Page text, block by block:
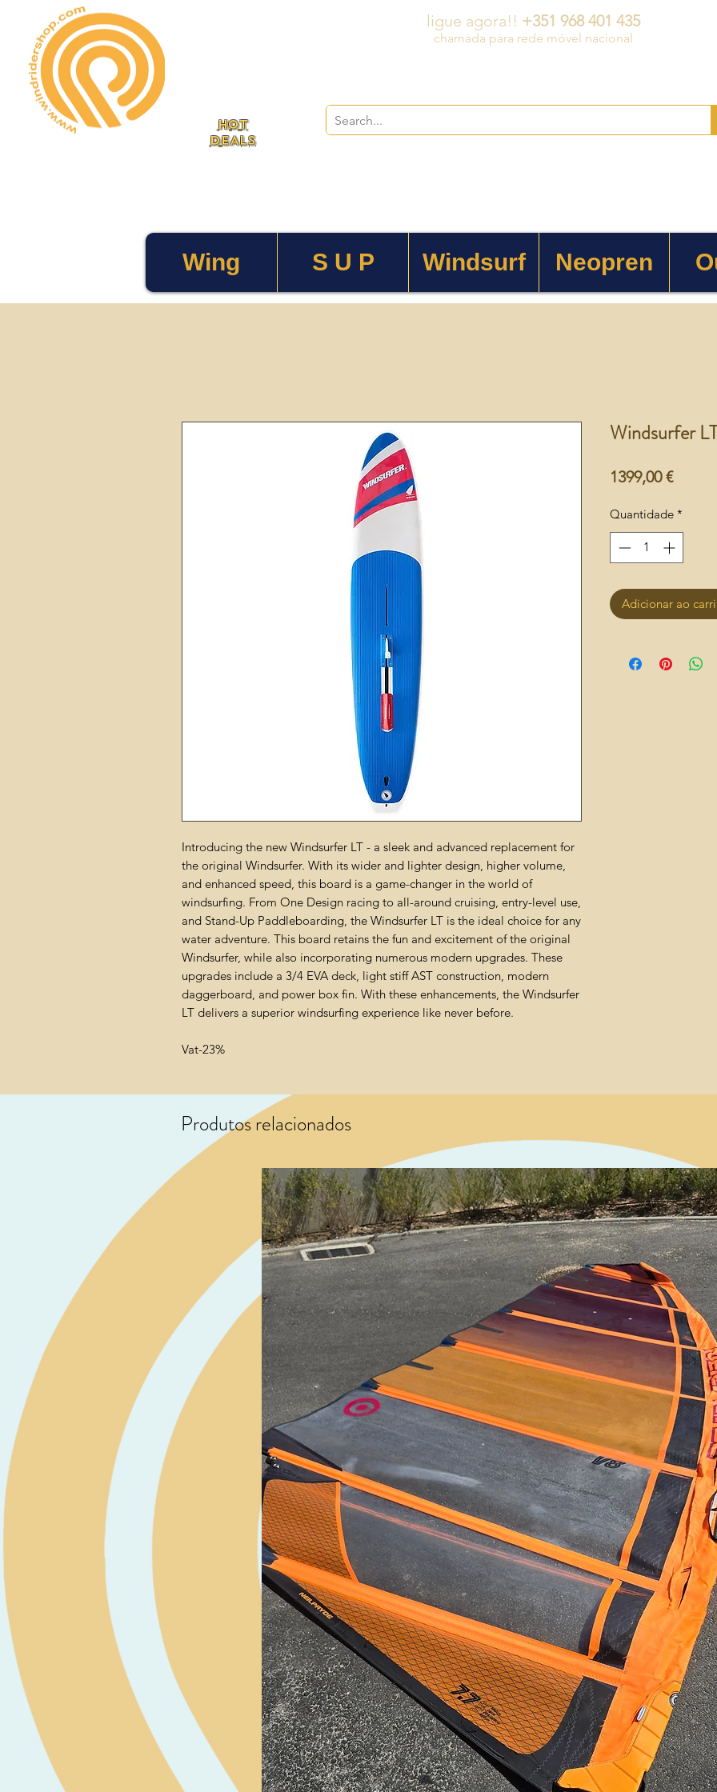
HOT
DEALS
ligue agora!! +351 968 401 435
chamada para rede móvel nacional
Wing S U P Windsurf Neopren
Introducing the new Windsurfer LT - a sleek and advanced replacement for
the original Windsurfer. With its wider and lighter design, higher volume,
and enhanced speed, this board is a game-changer in the world of
windsurfing. From One Design racing to all-around cruising, entry-level use,
and Stand-Up Paddleboarding, the Windsurfer LT is the ideal choice for any
water adventure. This board retains the fun and excitement of the original
Windsurfer, while also incorporating numerous modern upgrades. These
upgrades include a 3/4 EVA deck, light stiff AST construction, modern
daggerboard, and power box fin. With these enhancements, the Windsurfer
LT delivers a superior windsurfing experience like never before.
Vat-23%
Windsurfer LT
1399,00 €Preço
Quantidade *
Adicionar ao
Produtos relacionados